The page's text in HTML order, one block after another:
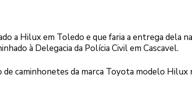
a Hilux em Toledo e que faria a entrega dela na
à Delegacia da Polícia Civil em Cascavel.
caminhonetes da marca Toyota modelo Hilux